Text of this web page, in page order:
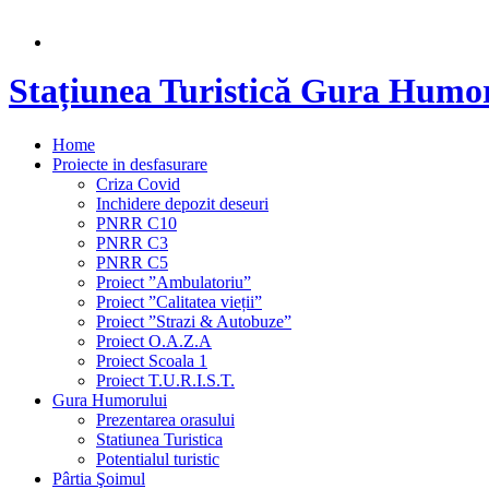
Stațiunea Turistică Gura
Home
Proiecte in desfasurare
Criza Covid
Inchidere depozit deseuri
PNRR C10
PNRR C3
PNRR C5
Proiect ”Ambulatoriu”
Proiect ”Calitatea vieții”
Proiect ”Strazi & Autobuze”
Proiect O.A.Z.A
Proiect Scoala 1
Proiect T.U.R.I.S.T.
Gura Humorului
Prezentarea orasului
Statiunea Turistica
Potentialul turistic
Pârtia Şoimul